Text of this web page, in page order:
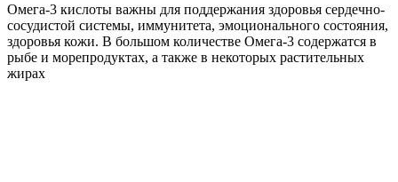
Омега-3 кислоты важны для поддержания здоровья сердечно-
сосудистой системы, иммунитета, эмоционального состояния,
здоровья кожи. В большом количестве Омега-3 содержатся в
рыбе и морепродуктах, а также в некоторых растительных
жирах